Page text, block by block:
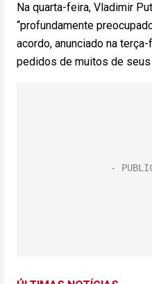
Na quarta-feira, Vladimir
“profundamente
acordo, anunciado na
pedidos de muitos de seus